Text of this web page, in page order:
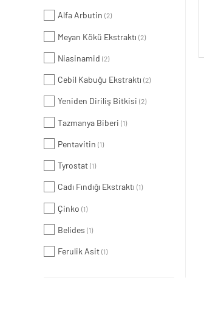
Alfa Arbutin (2)
Meyan Kökü Ekstraktı (2)
Niasinamid (2)
Cebil Kabuğu Ekstraktı (2)
Yeniden Diriliş Bitkisi (2)
Tazmanya Biberi (1)
Pentavitin (1)
Tyrostat (1)
Cadı Fındığı Ekstraktı (1)
Çinko (1)
Belides (1)
Ferulik Asit (1)